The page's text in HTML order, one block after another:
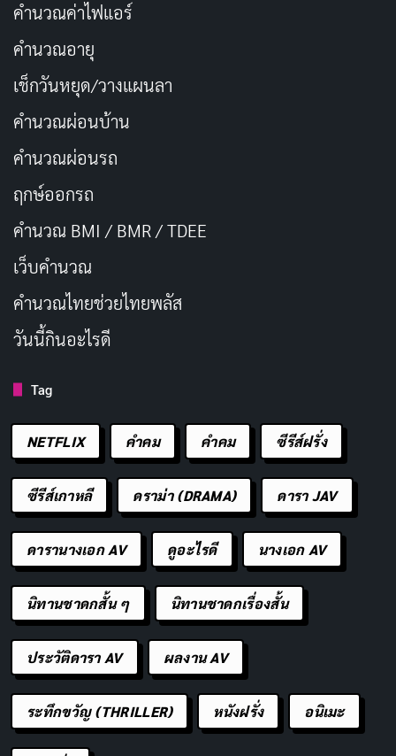
ให้ทุกวันชื่นชื่นด้วยรอยยิ้ม
บันทึกความทรงจำอันล้ำค่า
ตลอดเวลาที่ร่วมงานมา
ยังจดจำด้วยรักและศรัทธา
ความห่วงใยยังมีให้ไม่เหินห่าง
ยังเห็นท่านเป็นแบบอย่างเสมอไป
ลาลับจากบทบาทที่ภักดี
แต่ความดีมิได้ลาลับหาย
ทิ้งร่องรอยแห่งคุณธรรมมากมาย
ให้ลูกหลานสืบสานต่อไป
จากวันวานที่สร้างงานอันยิ่งใหญ่
เกษียณไปด้วยใจอันเบิกบาน
ขอให้พบแต่สุขสำราญ
ดั่งแสงตะวันยามเช้าที่งดงาม
คำนวณค่าไฟแอร์
คำนวณอายุ
เช็กวันหยุด/วางแผนลา
คำนวณผ่อนบ้าน
คำนวณผ่อนรถ
ฤกษ์ออกรถ
คำนวณ BMI / BMR / TDEE
เว็บคํานวณ
คํานวณไทยช่วยไทยพลัส
วันนี้กินอะไรดี
Tag
NETFLIX คำคม คําคม ซีรีส์ฝรั่ง
ซีรีส์เกาหลี ดราม่า (DRAMA) ดารา JAV
ดารานางเอก AV ดูอะไรดี นางเอก AV
นิทานชาดกสั้น ๆ นิทานชาดกเรื่องสั้น
ประวัติดารา AV ผลงาน AV
ระทึกขวัญ (THRILLER) หนังฝรั่ง อนิเมะ